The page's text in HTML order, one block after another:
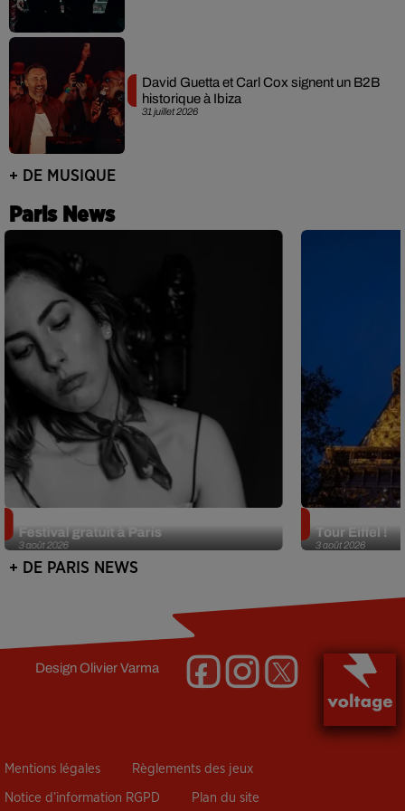
31 juillet 2026
David Guetta et Carl Cox signent un B2B
historique à Ibiza
+ DE MUSIQUE
Paris News
3 août 2026
Festival gratuit à Paris
3 août 2026
Tour Eiffel !
+ DE PARIS NEWS
DesignOlivier Varma
Mentions légales Règlements des jeux
Notice d’information RGPD Plan du site